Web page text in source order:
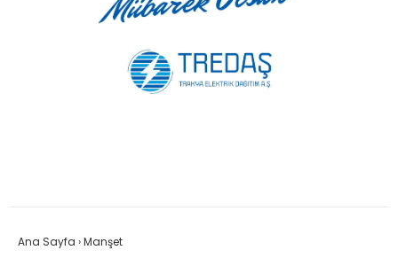
Ana Sayfa ›Manşet